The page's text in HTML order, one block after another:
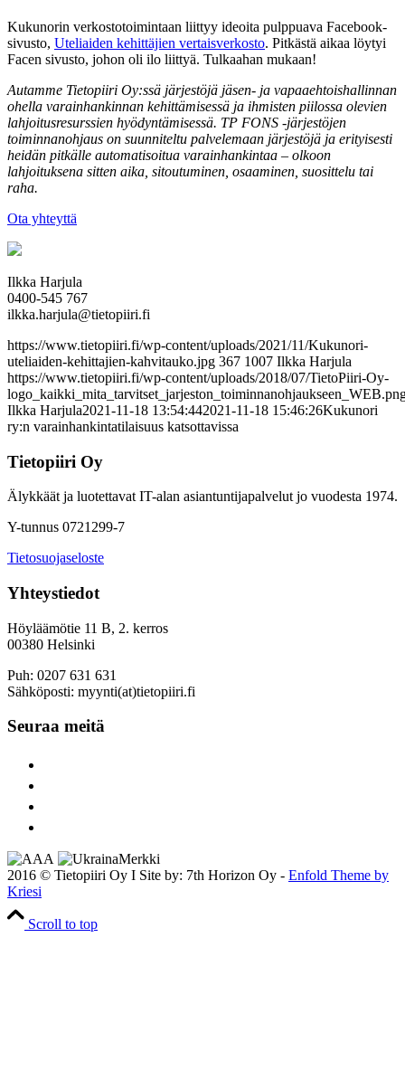
Kukunorin verkostotoimintaan liittyy ideoita pulppuava Facebook-
sivusto, Uteliaiden kehittäjien vertaisverkosto. Pitkästä aikaa löytyi
Facen sivusto, johon oli ilo liittyä. Tulkaahan mukaan!
Autamme Tietopiiri Oy:ssä järjestöjä jäsen- ja vapaaehtoishallinnan
ohella varainhankinnan kehittämisessä ja ihmisten piilossa olevien
lahjoitusresurssien hyödyntämisessä. TP FONS -järjestöjen
toiminnanohjaus on suunniteltu palvelemaan järjestöjä ja erityisesti
heidän pitkälle automatisoitua varainhankintaa – olkoon
lahjoituksena sitten aika, sitoutuminen, osaaminen, suosittelu tai
raha.
Ota yhteyttä
Ilkka Harjula
0400-545 767
ilkka.harjula@tietopiiri.fi
https://www.tietopiiri.fi/wp-content/uploads/2021/11/Kukunori-
uteliaiden-kehittajien-kahvitauko.jpg 367 1007 Ilkka Harjula
https://www.tietopiiri.fi/wp-content/uploads/2018/07/TietoPiiri-Oy-
Ilkka Harjula2021-11-18 13:54:442021-11-18 15:46:26Kukunori
ry:n varainhankintatilaisuus katsottavissa
Tietopiiri Oy
Älykkäät ja luotettavat IT-alan asiantuntijapalvelut jo vuodesta 1974.
Y-tunnus 0721299-7
Tietosuojaseloste
Yhteystiedot
Höyläämötie 11 B, 2. kerros
00380 Helsinki
Puh: 0207 631 631
Sähköposti: myynti(at)tietopiiri.fi
Seuraa meitä
2016 © Tietopiiri Oy I Site by: 7th Horizon Oy - Enfold Theme by
Kriesi
Scroll to top